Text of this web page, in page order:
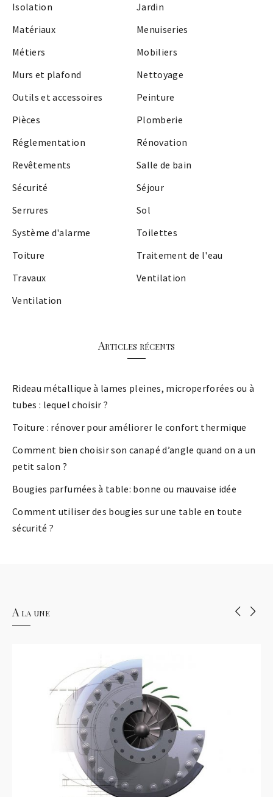
Isolation
Jardin
Matériaux
Menuiseries
Métiers
Mobiliers
Murs et plafond
Nettoyage
Outils et accessoires
Peinture
Pièces
Plomberie
Réglementation
Rénovation
Revêtements
Salle de bain
Sécurité
Séjour
Serrures
Sol
Système d'alarme
Toilettes
Toiture
Traitement de l'eau
Travaux
Ventilation
Ventilation
Articles récents
Rideau métallique à lames pleines, microperforées ou à
tubes : lequel choisir ?
Toiture : rénover pour améliorer le confort thermique
Comment bien choisir son canapé d’angle quand on a un
petit salon ?
Bougies parfumées à table: bonne ou mauvaise idée
Comment utiliser des bougies sur une table en toute
sécurité ?
A la une